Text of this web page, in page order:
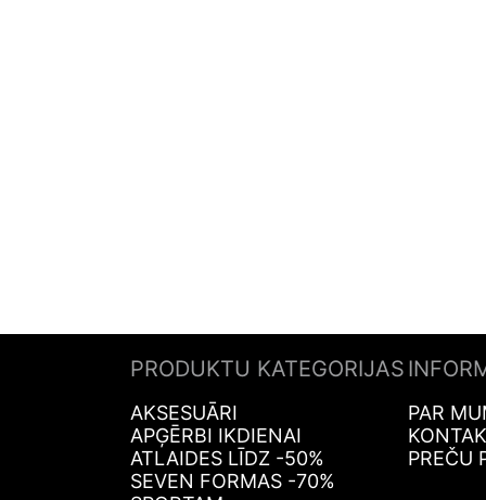
PRODUKTU KATEGORIJAS
AKSESUĀRI
APĢĒRBI IKDIENAI
ATLAIDES LĪDZ -50%
SEVEN FORMAS -70%
PAR
PREČU